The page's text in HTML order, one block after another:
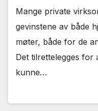
Mange private
gevinstene av både
møter, både for de
Det tilrettelegges for
kunne…